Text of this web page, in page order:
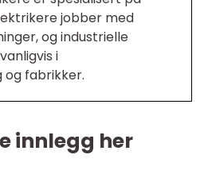
jobber med
og industrielle
i
og fabrikker.
innlegg her